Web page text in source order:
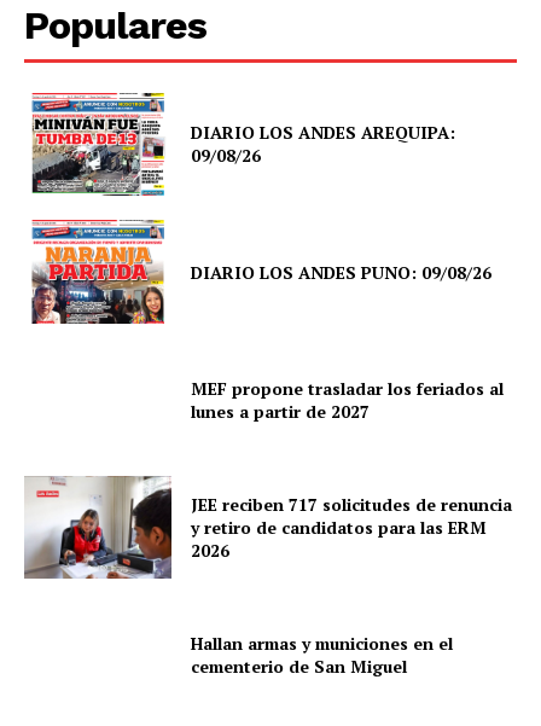
Populares
DIARIO LOS ANDES AREQUIPA:
09/08/26
DIARIO LOS ANDES PUNO: 09/08/26
MEF propone trasladar los feriados al
lunes a partir de 2027
JEE reciben 717 solicitudes de renuncia
y retiro de candidatos para las ERM
2026
Hallan armas y municiones en el
cementerio de San Miguel